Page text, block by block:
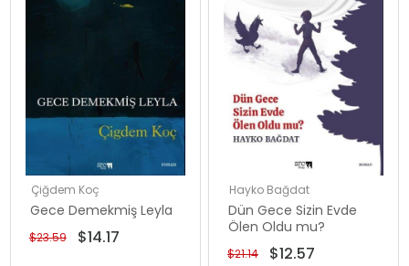
Çiğdem Koç
Gece Demekmiş Leyla
$14.17
$23.59
Hayko Bağdat
Dün Gece Sizin Evde
Ölen Oldu mu?
$12.57
$21.14